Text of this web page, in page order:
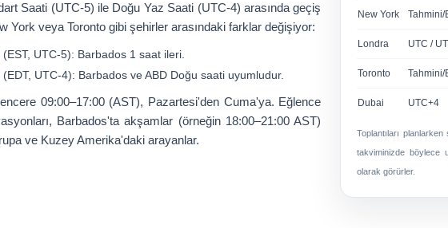
Saati (UTC-5) ile Doğu Yaz Saati (UTC-4) arasında geçiş
York veya Toronto gibi şehirler arasındaki farklar değişiyor:
(EST, UTC-5): Barbados 1 saat ileri.
(EDT, UTC-4): Barbados ve ABD Doğu saati uyumludur.
09:00–17:00 (AST), Pazartesi'den Cuma'ya. Eğlence
Barbados'ta akşamlar (örneğin 18:00–21:00 AST)
ve Kuzey Amerika'daki arayanlar.
New York Tahmini/
Londra UTC /
Toronto Tahmini/
Dubai UTC+4
Toplantıları
takviminizde böylece
olarak görürler.